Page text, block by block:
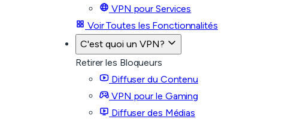
VPN pour Services
Voir Toutes les Fonctionnalités
C'est quoi un VPN?
Retirer les Bloqueurs
Diffuser du Contenu
VPN pour le Gaming
Diffuser des Médias